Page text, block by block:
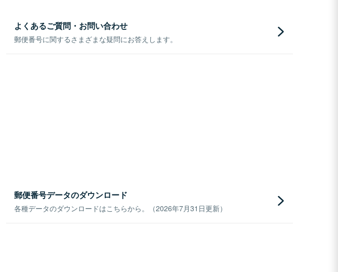
よくあるご質問・お問い合わせ
郵便番号に関するさまざまな疑問にお答えします。
郵便番号データのダウンロード
各種データのダウンロードはこちらから。（2026年7月31日更新）